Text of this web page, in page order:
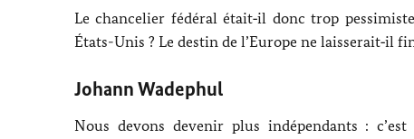
Le chancelier fédéral était‑il donc trop
États-Unis ? Le destin de l’Europe ne
Johann Wadephul
Nous devons devenir plus indépendants :